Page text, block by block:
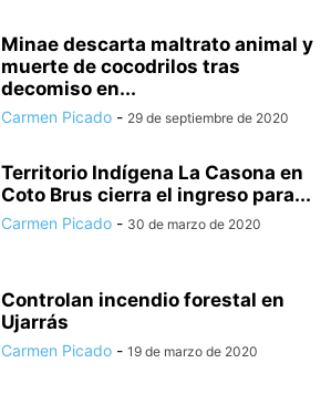
Minae descarta maltrato animal y
muerte de cocodrilos tras
decomiso en...
Carmen Picado - 29 de septiembre de 2020
Territorio Indígena La Casona en
Coto Brus cierra el ingreso para...
Carmen Picado - 30 de marzo de 2020
Controlan incendio forestal en
Ujarrás
Carmen Picado - 19 de marzo de 2020